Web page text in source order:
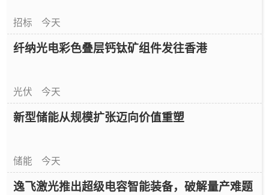
招标 今天
纤纳光电彩色叠层钙钛矿组件发往香港
光伏 今天
新型储能从规模扩张迈向价值重塑
储能 今天
逸飞激光推出超级电容智能装备，破解量产难题